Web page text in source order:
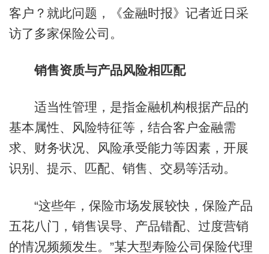
客户？就此问题，《金融时报》记者近日采
访了多家保险公司。
销售资质与产品风险相匹配
适当性管理，是指金融机构根据产品的
基本属性、风险特征等，结合客户金融需
求、财务状况、风险承受能力等因素，开展
识别、提示、匹配、销售、交易等活动。
“这些年，保险市场发展较快，保险产品
五花八门，销售误导、产品错配、过度营销
的情况频频发生。”某大型寿险公司保险代理